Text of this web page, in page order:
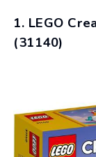
1. LEGO
(31140)